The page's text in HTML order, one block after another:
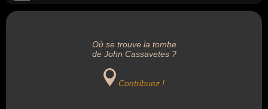
Où se trouve la tombe
de John Cassavetes ?
Contribuez !